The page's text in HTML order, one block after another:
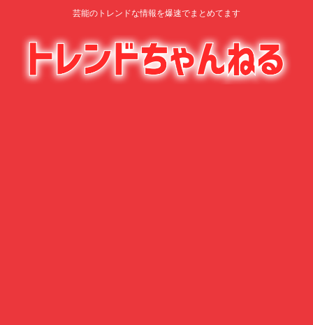
芸能のトレンドな情報を爆速でまとめてます